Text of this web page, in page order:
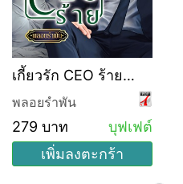
เกี้ยวรัก CEO ร้าย
(บุฟเฟ่ต์)
พลอยรำพัน
279 บาท
บุฟเฟต์
เพิ่มลงตะกร้า